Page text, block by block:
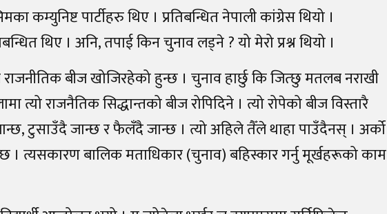
कम्युनिष्ट पार्टीहरु थिए । प्रतिबन्धित नेपाली कांग्रेस थियो ।
थिए । अनि, तपाई किन चुनाव लड्ने ? यो मेरो प्रश्न थियो ।
बीज खोजिरहेको हुन्छ । चुनाव हार्छु कि जित्छु मतलब नराखी
त्यो राजनैतिक सिद्धान्तको बीज रोपिदिने । त्यो रोपेको बीज विस्तारै
टुसाउँदै जान्छ र फैलँदै जान्छ । त्यो अहिले तैँले थाहा पाउँदैनस् । अर्को
। त्यसकारण बालिक मताधिकार (चुनाव) बहिस्कार गर्नु मूर्खहरूको काम